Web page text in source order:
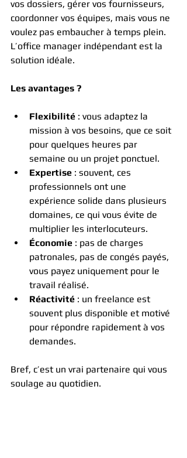
vos dossiers, gérer vos fournisseurs,
coordonner vos équipes, mais vous ne
voulez pas embaucher à temps plein.
L’office manager indépendant est la
solution idéale.
Les avantages ?
Flexibilité : vous adaptez la
mission à vos besoins, que ce soit
pour quelques heures par
semaine ou un projet ponctuel.
Expertise : souvent, ces
professionnels ont une
expérience solide dans plusieurs
domaines, ce qui vous évite de
multiplier les interlocuteurs.
Économie : pas de charges
patronales, pas de congés payés,
vous payez uniquement pour le
travail réalisé.
Réactivité : un freelance est
souvent plus disponible et motivé
pour répondre rapidement à vos
demandes.
Bref, c’est un vrai partenaire qui vous
soulage au quotidien.